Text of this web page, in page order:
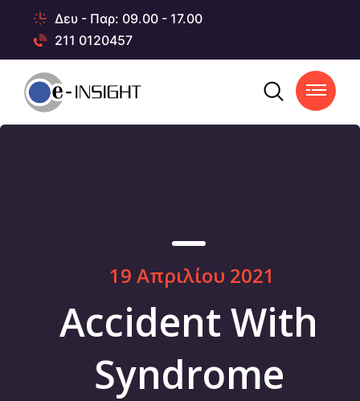
Δευ - Παρ: 09.00 - 17.00
211 0120457
19 Απριλίου 2021
Accident With
Syndrome